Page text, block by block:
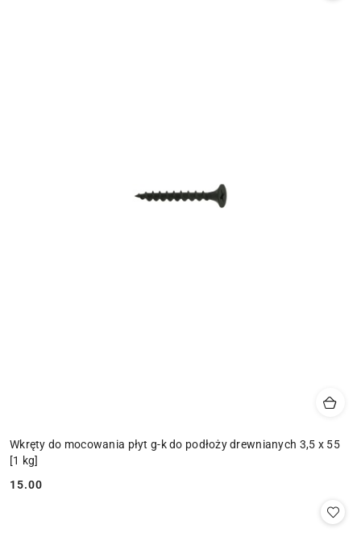
Wkręty do mocowania płyt g-k do podłoży drewnianych 3,5 x 55
[1 kg]
Cena:
15.00